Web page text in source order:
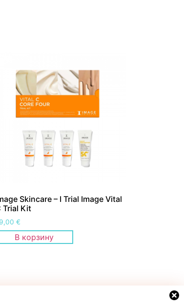
Skincare – I Trial Image Vital
Trial Kit
€
В корзину